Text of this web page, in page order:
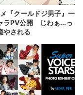
ラPV公開 じわぁ...っ
やされる